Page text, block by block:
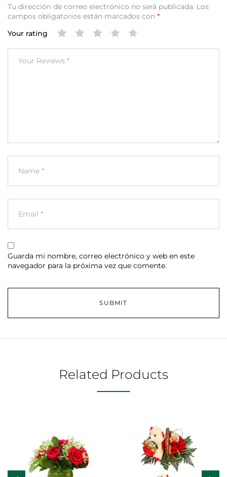
Tu dirección de correo electrónico no será publicada. Los
campos obligatorios están marcados con *
Your rating
Guarda mi nombre, correo electrónico y web en este
navegador para la próxima vez que comente.
Related Products